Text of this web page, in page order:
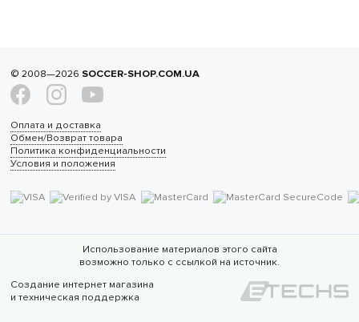
© 2008—2026 SOCCER-SHOP.COM.UA
Оплата и доставка
Обмен/Возврат товара
Политика конфиденциальности
Условия и положения
Использование материалов этого сайта
возможно только с ссылкой на источник.
Создание интернет магазина
и техническая поддержка